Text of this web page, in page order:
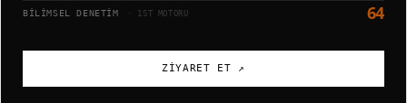
BILIMSEL DENETIM · 1ST MOTORU 64
ZIYARET ET ↗